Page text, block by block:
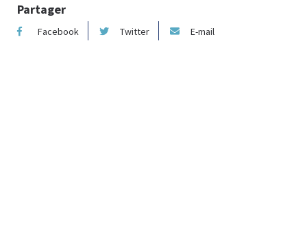
Partager
Facebook Twitter E-mail